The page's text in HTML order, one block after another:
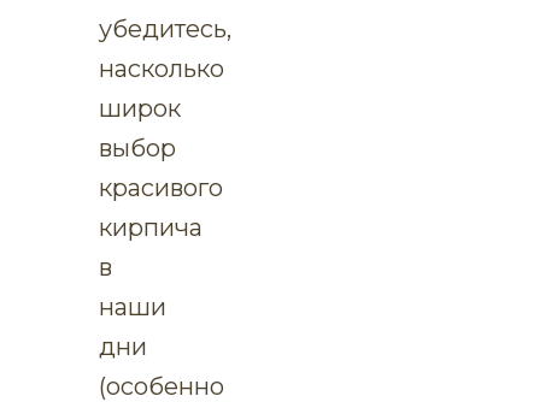
убедитесь,
насколько
широк
выбор
красивого
кирпича
в
наши
дни
(особенно